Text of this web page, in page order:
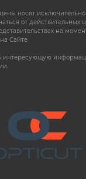
носят
от
на
Сайте.
интересующую